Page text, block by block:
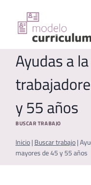
contenido
Ayudas a
y 55 años
BUSCAR TRABAJO
Inicio | Buscar trabajo |
mayores de 45 y 55 años